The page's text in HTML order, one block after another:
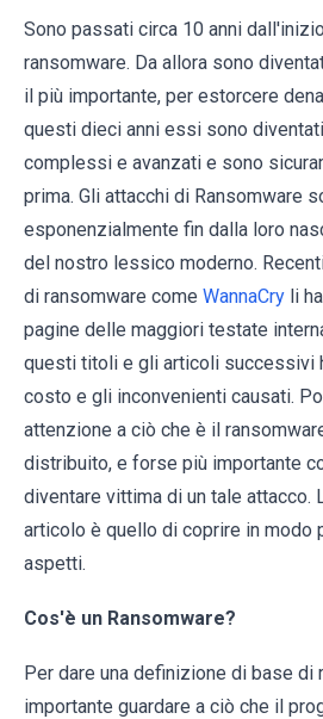
Sono passati circa 10 anni
ransomware. Da allora sono
il più importante, per estorcere
questi dieci anni essi sono
complessi e avanzati e sono
prima. Gli attacchi di Ransomware
esponenzialmente fin dalla loro
del nostro lessico moderno.
di ransomware come WannaCry li
pagine delle maggiori testate
questi titoli e gli articoli successivi
costo e gli inconvenienti causati.
attenzione a ciò che è il
distribuito, e forse più importante
diventare vittima di un tale attacco.
articolo è quello di coprire in modo
aspetti.
Cos'è un Ransomware?
Per dare una definizione di base di
importante guardare a ciò che il